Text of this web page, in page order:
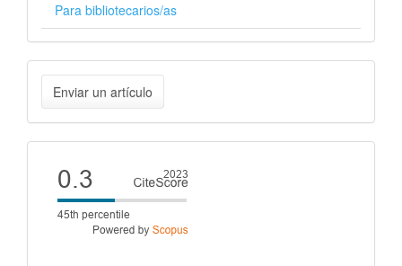
Para bibliotecarios/as
Enviar
un
artículo
Enviar un artículo
Cite
score